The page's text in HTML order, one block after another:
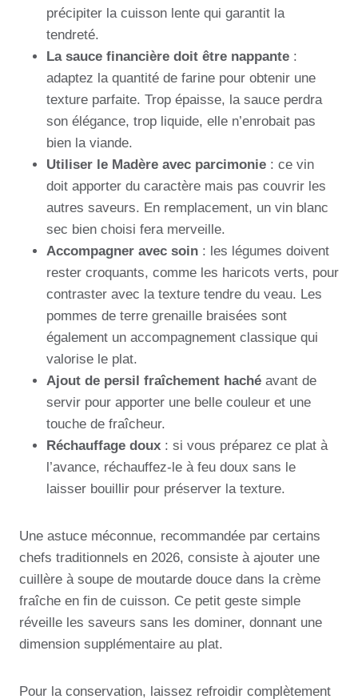
précipiter la cuisson lente qui garantit la
tendreté.
La sauce financière doit être nappante :
adaptez la quantité de farine pour obtenir une
texture parfaite. Trop épaisse, la sauce perdra
son élégance, trop liquide, elle n’enrobait pas
bien la viande.
Utiliser le Madère avec parcimonie : ce vin
doit apporter du caractère mais pas couvrir les
autres saveurs. En remplacement, un vin blanc
sec bien choisi fera merveille.
Accompagner avec soin : les légumes doivent
rester croquants, comme les haricots verts, pour
contraster avec la texture tendre du veau. Les
pommes de terre grenaille braisées sont
également un accompagnement classique qui
valorise le plat.
Ajout de persil fraîchement haché avant de
servir pour apporter une belle couleur et une
touche de fraîcheur.
Réchauffage doux : si vous préparez ce plat à
l’avance, réchauffez-le à feu doux sans le
laisser bouillir pour préserver la texture.
Une astuce méconnue, recommandée par certains
chefs traditionnels en 2026, consiste à ajouter une
cuillère à soupe de moutarde douce dans la crème
fraîche en fin de cuisson. Ce petit geste simple
réveille les saveurs sans les dominer, donnant une
dimension supplémentaire au plat.
Pour la conservation, laissez refroidir complètement